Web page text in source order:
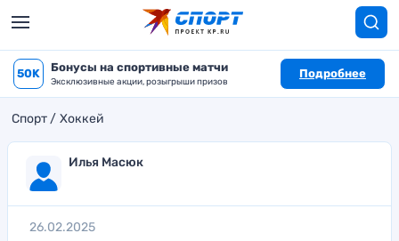
50K Бонусы на спортивные матчи
Эксклюзивные акции, розыгрыши призов
Подробнее
Спорт Хоккей
Илья Масюк
26.02.2025